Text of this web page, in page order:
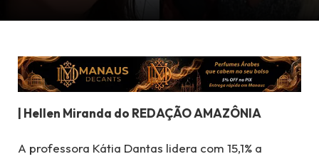
| Hellen Miranda do REDAÇÃO AMAZÔNIA
A professora Kátia Dantas lidera com 15,1% a